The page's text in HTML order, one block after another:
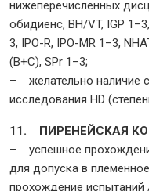
нижеперечисленных
обидиенс, BH/VT, IGP
3, IPO-R, IPO-MR 1–3,
(B+C), SPr 1–3;
– желательно наличие
исследования HD
11. ПИРЕНЕЙСКАЯ
– успешное
для допуска в
прохождение испытаний